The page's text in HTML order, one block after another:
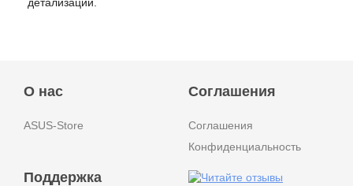
О нас
ASUS-Store
Соглашения
Соглашения
Конфиденциальность
Поддержка